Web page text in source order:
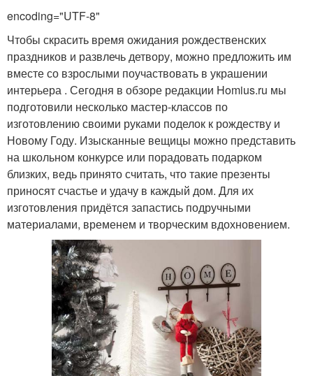
encoding="UTF-8"
Чтобы скрасить время ожидания рождественских
праздников и развлечь детвору, можно предложить им
вместе со взрослыми поучаствовать в украшении
интерьера . Сегодня в обзоре редакции Homius.ru мы
подготовили несколько мастер-классов по
изготовлению своими руками поделок к рождеству и
Новому Году. Изысканные вещицы можно представить
на школьном конкурсе или порадовать подарком
близких, ведь принято считать, что такие презенты
приносят счастье и удачу в каждый дом. Для их
изготовления придётся запастись подручными
материалами, временем и творческим вдохновением.